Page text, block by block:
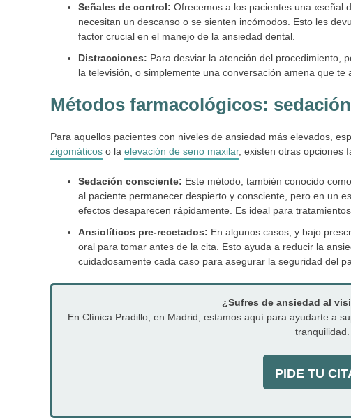
Señales de control: Ofrecemos a los pacientes una «señal
necesitan un descanso o se sienten incómodos. Esto les
factor crucial en el manejo de la ansiedad dental.
Distracciones: Para desviar la atención del procedimiento,
la televisión, o simplemente una conversación amena que
Métodos farmacológicos:
Para aquellos pacientes con niveles de ansiedad más elevados,
zigomáticos o la elevación de seno maxilar, existen otras opciones
Sedación consciente: Este método, también conocido
al paciente permanecer despierto y consciente, pero en un
efectos desaparecen rápidamente. Es ideal para
Ansiolíticos pre-recetados: En algunos casos, y bajo
oral para tomar antes de la cita. Esto ayuda a reducir la
cuidadosamente cada caso para asegurar la seguridad del
¿Sufres de ansiedad al
En Clínica Pradillo, en Madrid, estamos aquí para ayudarte a
tranquilidad.
PIDE TU